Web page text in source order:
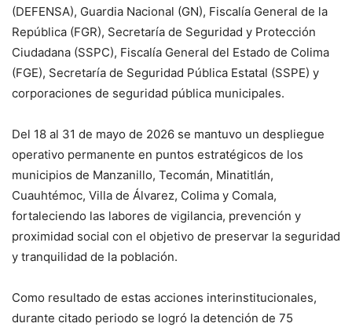
(DEFENSA), Guardia Nacional (GN), Fiscalía General de la
República (FGR), Secretaría de Seguridad y Protección
Ciudadana (SSPC), Fiscalía General del Estado de Colima
(FGE), Secretaría de Seguridad Pública Estatal (SSPE) y
corporaciones de seguridad pública municipales.
Del 18 al 31 de mayo de 2026 se mantuvo un despliegue
operativo permanente en puntos estratégicos de los
municipios de Manzanillo, Tecomán, Minatitlán,
Cuauhtémoc, Villa de Álvarez, Colima y Comala,
fortaleciendo las labores de vigilancia, prevención y
proximidad social con el objetivo de preservar la seguridad
y tranquilidad de la población.
Como resultado de estas acciones interinstitucionales,
durante citado periodo se logró la detención de 75